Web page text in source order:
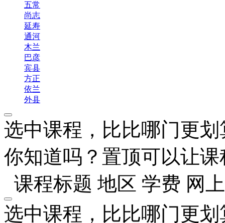
五常
尚志
延寿
通河
木兰
巴彦
宾县
方正
依兰
外县
选中课程，比比哪门更划
你知道吗？置顶可以让
课程标题 地区 学费 网
选中课程，比比哪门更划